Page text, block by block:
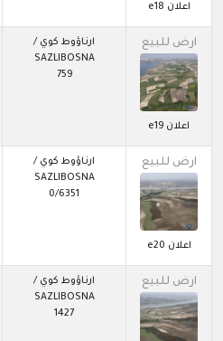
اعلان e18
ارض للبيع
اعلان e19
ارناؤوط كوي /
SAZLIBOSNA
759
ارض للبيع
اعلان e20
ارناؤوط كوي /
SAZLIBOSNA
0/6351
ارض للبيع
ارناؤوط كوي /
SAZLIBOSNA
1427